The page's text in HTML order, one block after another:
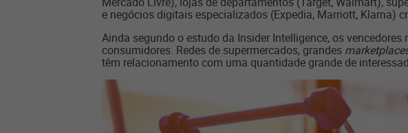
e negócios digitais especializados (Expedia, Marriott, Klarna)
Ainda segundo o estudo da Insider Intelligence, os vencedores
consumidores. Redes de supermercados, grandes
têm relacionamento com uma quantidade grande de